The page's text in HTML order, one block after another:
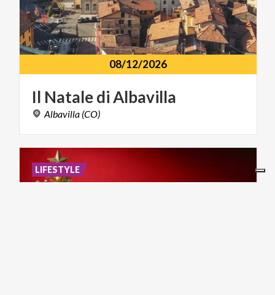
08/12/2026
Il NatalediAlbavilla
Albavilla (CO)
LIFESTYLE